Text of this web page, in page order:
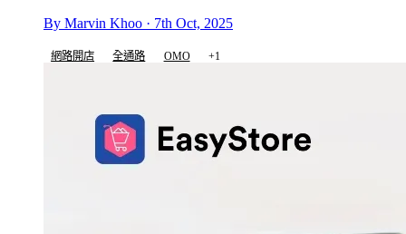
By Marvin Khoo · 7th Oct, 2025
網路開店 全通路 OMO +1